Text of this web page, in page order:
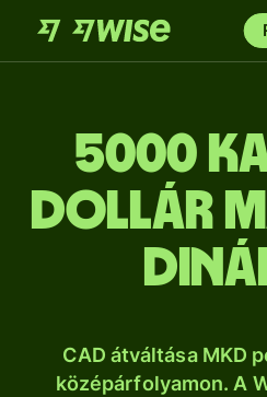
5000
dollár
CAD átváltása MKD
középárfolyamon. A